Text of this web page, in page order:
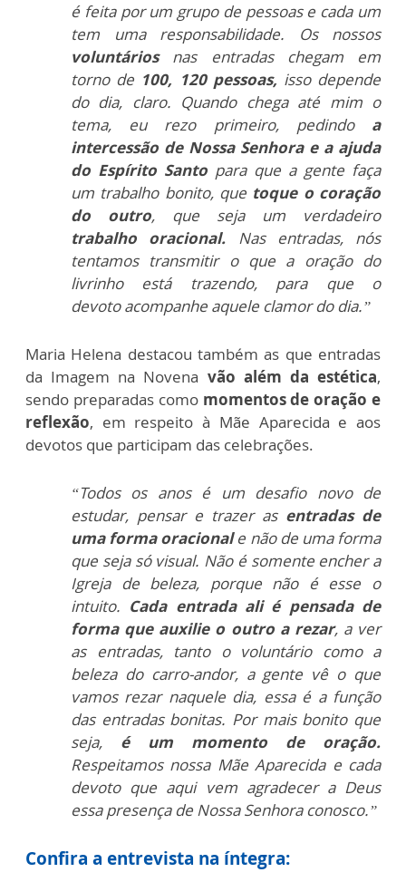
é feita por um grupo de pessoas e cada um
tem
uma responsabilidade. Os nossos
voluntários nas entradas chegam em
torno de 100, 120 pessoas, isso depende
do dia, claro. Quando chega até mim o
tema, eu rezo primeiro, pedindo a
intercessão de Nossa Senhora e a ajuda
do Espírito Santo para que a gente faça
um trabalho bonito, que toque o coração
do outro, que seja um verdadeiro
trabalho oracional. Nas entradas, nós
tentamos transmitir o que a oração do
livrinho está trazendo, para que o
devotoacompanhe aquele clamor do dia.”
Maria Helena destacou também as que entradas
da Imagem na Novena vão além da estética,
sendo preparadas como momentos de oração e
reflexão, em respeito à Mãe Aparecida e aos
devotos que participam das celebrações.
“Todos os anos é um desafio novo de
estudar, pensar e trazer as entradas de
uma forma oracionale não de uma forma
que seja só visual. Não é somente encher a
Igreja de beleza, porque não é esse o
intuito. Cada entrada ali é pensada de
forma que auxilie o outro a rezar, a ver
as entradas, tanto o voluntário como a
beleza do carro-andor, a gente vê o que
vamos rezar naquele dia, essa é a função
das entradas bonitas. Por mais bonito que
seja, é um momento de oração.
Respeitamos nossa Mãe Aparecida e cada
devoto que aqui vem agradecer a Deus
essa presença de Nossa Senhora conosco.”
Confira a entrevista na íntegra: